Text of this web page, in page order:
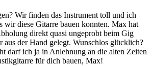
Wir finden das Instrument toll und ich
wir diese Gitarre bauen konnten. Max hat
direkt quasi ungeprobt beim Gig
aus der Hand gelegt. Wunschlos glücklich?
darf ich ja in Anlehnung an die alten Zeiten
für dich bauen, Max!